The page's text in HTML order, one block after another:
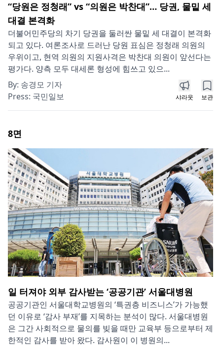
“당원은 정청래” vs “의원은 박찬대”… 당권, 물밑 세
대결 본격화
더불어민주당의 차기 당권을 둘러싼 물밑 세 대결이 본격화
되고 있다. 여론조사로 드러난 당원 표심은 정청래 의원의
우위이고, 현역 의원의 지원사격은 박찬대 의원이 앞선다는
평가다. 양측 모두 대세론 형성에 힘쓰고 있으...
By: 송경모 기자
Press: 국민일보 샤라웃 보관
8면
일 터져야 외부 감사받는 ‘공공기관’ 서울대병원
공공기관인 서울대학교병원의 ‘특권층 비즈니스’가 가능했
던 이유로 ‘감사 부재’를 지목하는 분석이 많다. 서울대병원
은 그간 사회적으로 물의를 빚을 때만 교육부 등으로부터 제
한적인 감사를 받아 왔다. 감사원이 이 병원의...